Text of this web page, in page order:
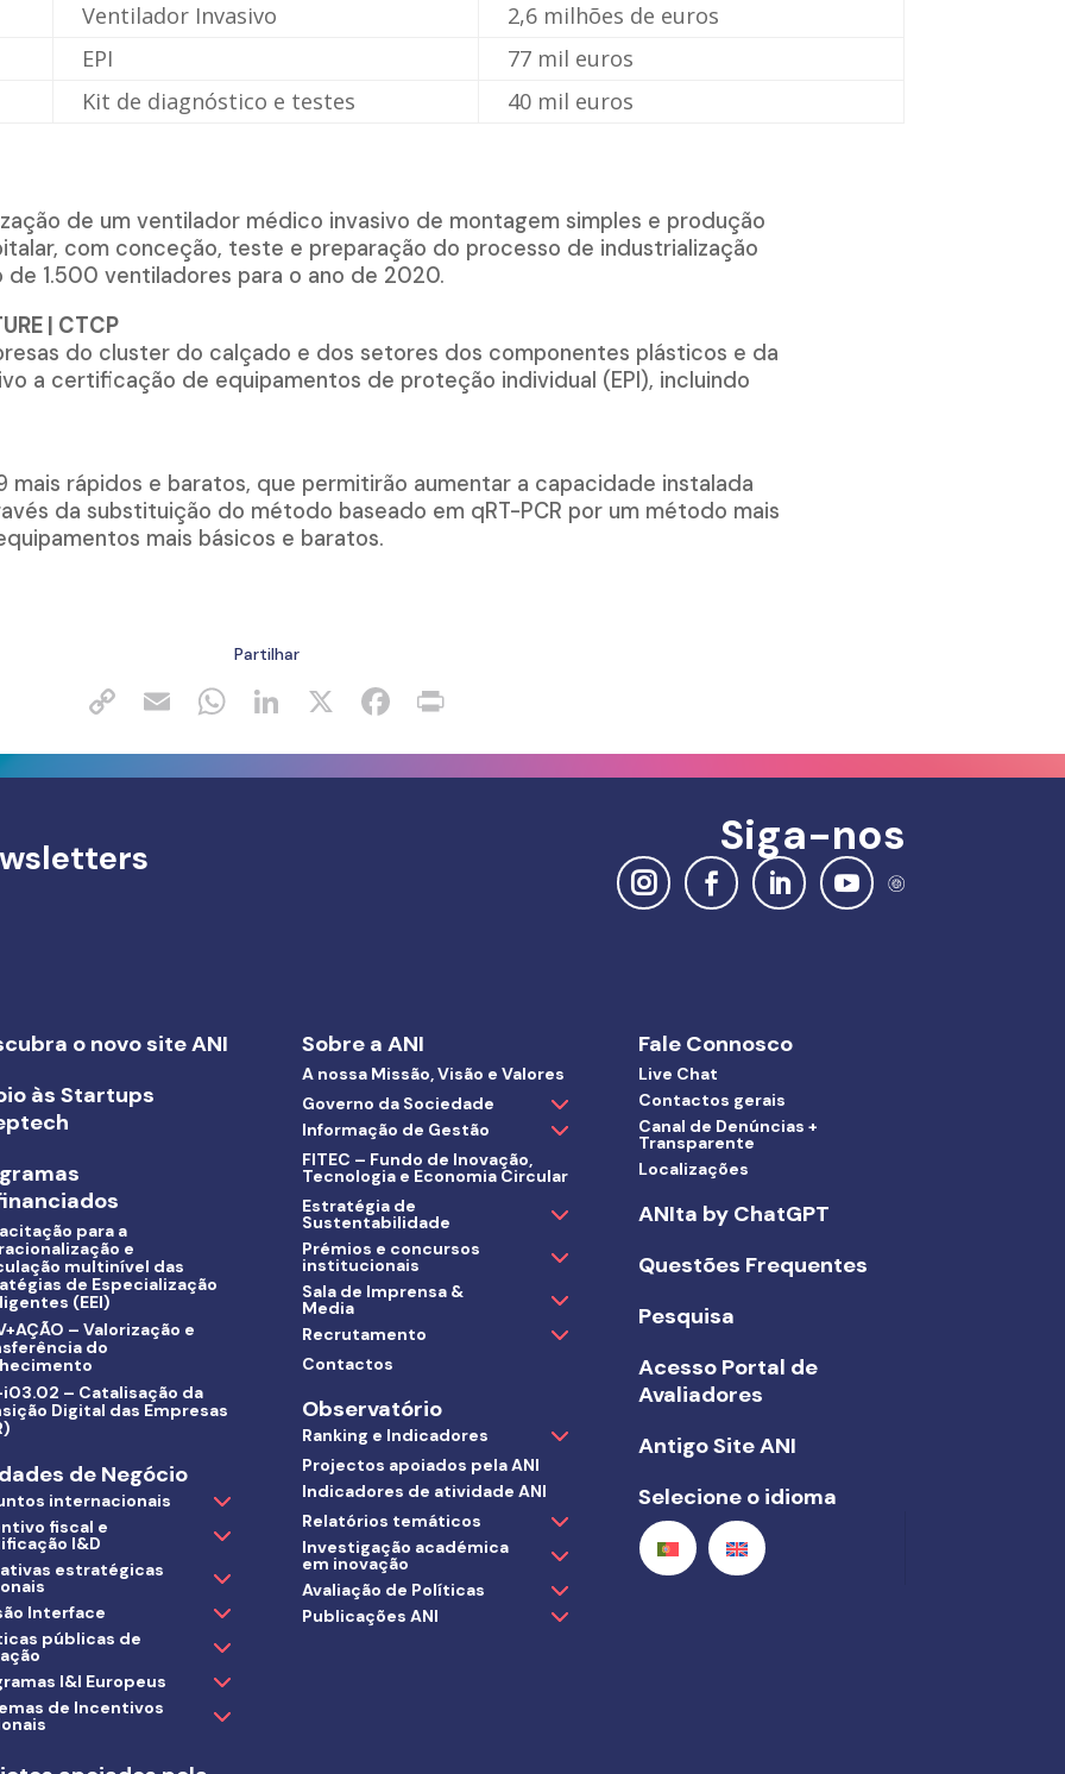
Ventilador Invasivo
2,6 milhões de euros
EPI
77 mil euros
Kit de diagnóstico e testes 40 mil euros
de um ventilador médico invasivo de montagem simples e produção
com conceção, teste e preparação do processo de industrialização
1.500 ventiladores para o ano de 2020.
| CTCP
do cluster do calçado e dos setores dos componentes plásticos e da
a certificação de equipamentos de proteção individual (EPI), incluindo
mais rápidos e baratos, que permitirão aumentar a capacidade instalada
da substituição do método baseado em qRT-PCR por um método mais
mais básicos e baratos.
Partilhar
Siga-nos
o novo site ANI
às Startups
para a
e
multinível das
de Especialização
(EEI)
– Valorização e
do
i03.02 – Catalisação da
Digital das Empresas
de Negócio
internacionais
fiscal e
I&D
estratégicas
Interface
públicas de
I&I Europeus
de Incentivos
Sobre a ANI
A nossa Missão, Visão e Valores
Governo da Sociedade
Informação de Gestão
FITEC – Fundo de Inovação,
Tecnologia e Economia Circular
Estratégia de
Sustentabilidade
Prémios e concursos
institucionais
Sala de Imprensa &
Media
Recrutamento
Contactos
Observatório
Ranking e Indicadores
Projectos apoiados pela ANI
Indicadores de atividade ANI
Relatórios temáticos
Investigação académica
em inovação
Avaliação de Políticas
Publicações ANI
Fale Connosco
Live Chat
Contactos gerais
Canal de Denúncias +
Transparente
Localizações
ANIta by ChatGPT
Questões Frequentes
Pesquisa
Acesso Portal de
Avaliadores
Antigo Site ANI
Selecione o idioma